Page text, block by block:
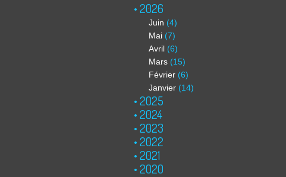
2026
Juin (4)
Mai (7)
Avril (6)
Mars (15)
Février (6)
Janvier (14)
2025
2024
2023
2022
2021
2020